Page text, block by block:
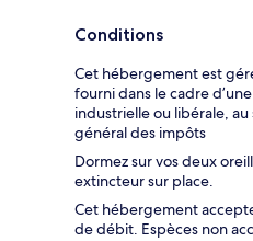
Conditions
Cet hébergement est
fourni dans le cadre
industrielle ou libérale, au
général des impôts
Dormez sur vos deux
extincteur sur place.
Cet hébergement
de débit. Espèces non